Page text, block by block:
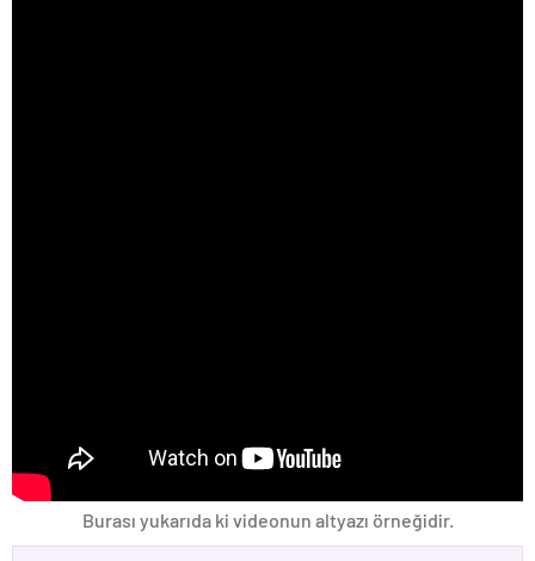
Burası yukarıda ki videonun altyazı örneğidir.